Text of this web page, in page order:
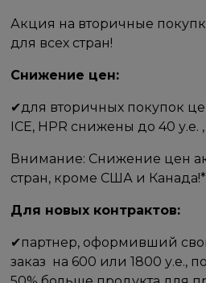
Акция на вторичные
для всех стран!
Снижение цен:​
✔для вторичных покупок​
ICE, HPR снижены до 40 у.е.
Внимание: Снижение цен
стран, кроме США и
Для новых контрактов:
✔​партнер, оформивший
заказ ​ на​ 600 или​ 1800 у.е.,